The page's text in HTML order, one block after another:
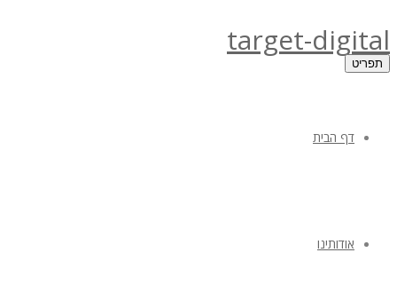
target-digital
תפריט
דף הבית
אודותינו